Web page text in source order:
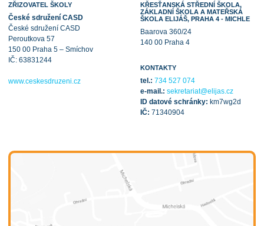
ZŘIZOVATEL ŠKOLY
České sdružení CASD
České sdružení CASD
Peroutkova 57
150 00 Praha 5 – Smíchov
IČ: 63831244
www.ceskesdruzeni.cz
KŘESŤANSKÁ STŘEDNÍ ŠKOLA,
ZÁKLADNÍ ŠKOLA A MATEŘSKÁ
ŠKOLA ELIJÁŠ, PRAHA 4 - MICHLE
Baarova 360/24
140 00 Praha 4
KONTAKTY
tel.: 734 527 074
e-mail.: sekretariat@elijas.cz
ID datové schránky: km7wg2d
IČ: 71340904